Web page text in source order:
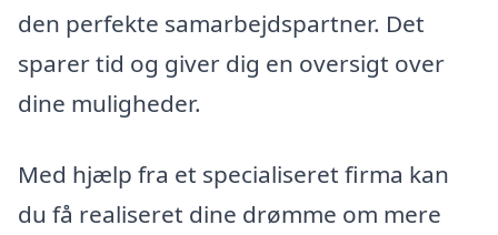
den perfekte samarbejdspartner. Det
sparer tid og giver dig en oversigt over
dine muligheder.
Med hjælp fra et specialiseret firma kan
du få realiseret dine drømme om mere